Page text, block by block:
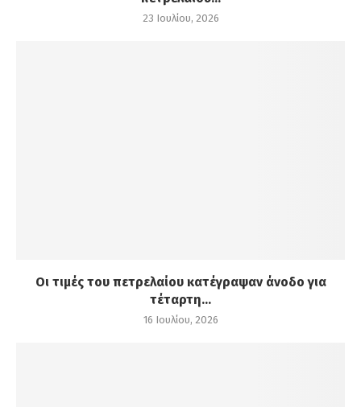
23 Ιουλίου, 2026
Οι τιμές του πετρελαίου κατέγραψαν άνοδο για
τέταρτη...
16 Ιουλίου, 2026